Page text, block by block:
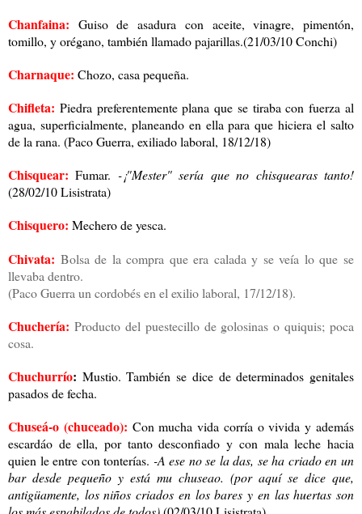
Chanfaina: Guiso de asadura con aceite, vinagre, pimentón,
tomillo, y orégano, también llamado pajarillas.(21/03/10 Conchi)
Charnaque: Chozo, casa pequeña.
Chifleta: Piedra preferentemente plana que se tiraba con fuerza al
agua, superficialmente, planeando en ella para que hiciera el salto
de la rana. (Paco Guerra, exiliado laboral, 18/12/18)
Chisquear: Fumar. -¡"Mester" sería que no chisquearas tanto!
(28/02/10 Lisistrata)
Chisquero: Mechero de yesca.
Chivata: Bolsa de la compra que era calada y se veía lo que se
llevaba dentro.
(Paco Guerra un cordobés en el exilio laboral, 17/12/18).
Chuchería: Producto del puestecillo de golosinas o quiquis; poca
cosa.
Chuchurrío: Mustio. También se dice de determinados genitales
pasados de fecha.
Chuseá-o (chuceado): Con mucha vida corría o vivida y además
escardáo de ella, por tanto desconfiado y con mala leche hacia
quien le entre con tonterías. -A ese no se la das, se ha criado en un
bar desde pequeño y está mu chuseao. (por aquí se dice que,
antigüamente, los niños criados en los bares y en las huertas son